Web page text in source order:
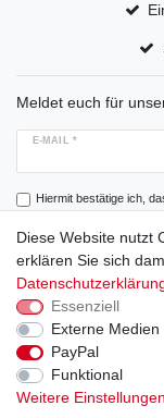
Meldet euch für
E-MAIL *
Hiermit bestätige ich,
Widerrufs­recht
Diese Website nutzt
erklären Sie sich
Essenziell
Externe Medien
PayPal
Funktional
Weitere Einstellungen